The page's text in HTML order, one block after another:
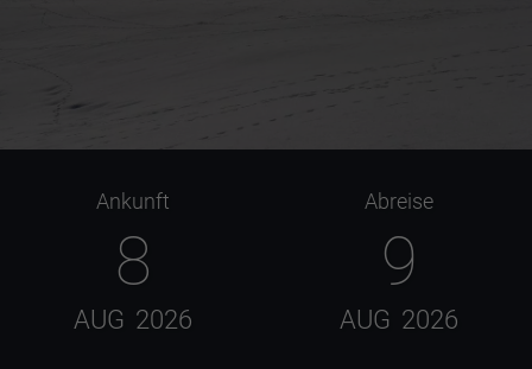
Ankunft
8
AUG 2026
Abreise
9
AUG 2026